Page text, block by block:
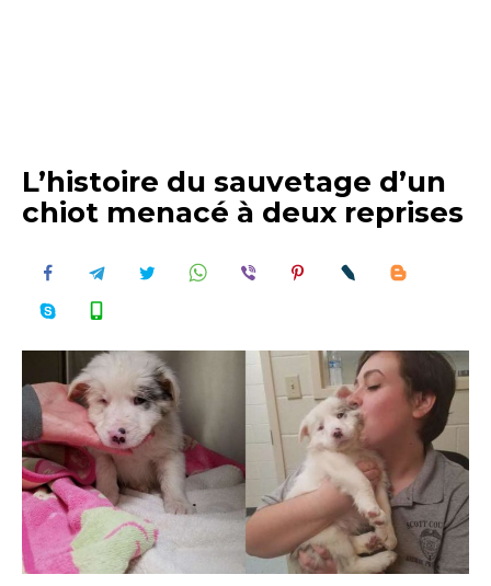
L’histoire du sauvetage d’un
chiot menacé à deux reprises